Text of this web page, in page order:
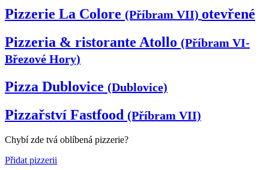
Pizzerie La Colore (Příbram VII) otevřené
Pizzeria & ristorante Atollo (Příbram VI-
Březové Hory)
Pizza Dublovice (Dublovice)
Pizzařství Fastfood (Příbram VII)
Chybí zde tvá oblíbená pizzerie?
Přidat pizzerii